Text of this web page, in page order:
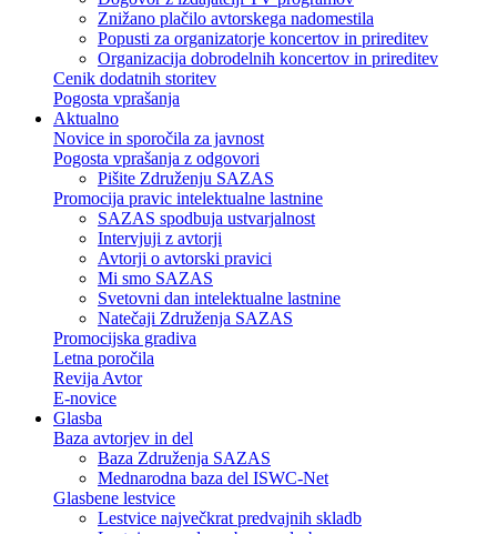
Znižano plačilo avtorskega nadomestila
Popusti za organizatorje koncertov in prireditev
Organizacija dobrodelnih koncertov in prireditev
Cenik dodatnih storitev
Pogosta vprašanja
Aktualno
Novice in sporočila za javnost
Pogosta vprašanja z odgovori
Pišite Združenju SAZAS
Promocija pravic intelektualne lastnine
SAZAS spodbuja ustvarjalnost
Intervjuji z avtorji
Avtorji o avtorski pravici
Mi smo SAZAS
Svetovni dan intelektualne lastnine
Natečaji Združenja SAZAS
Promocijska gradiva
Letna poročila
Revija Avtor
E-novice
Glasba
Baza avtorjev in del
Baza Združenja SAZAS
Mednarodna baza del ISWC-Net
Glasbene lestvice
Lestvice največkrat predvajnih skladb